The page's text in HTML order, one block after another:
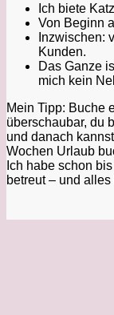
Ich biete
Von Beginn
Inzwischen:
Kunden.
Das Ganze
mich kein
Mein Tipp: Buche
überschaubar, du
und danach
Wochen Urlaub
Ich habe schon
betreut – und